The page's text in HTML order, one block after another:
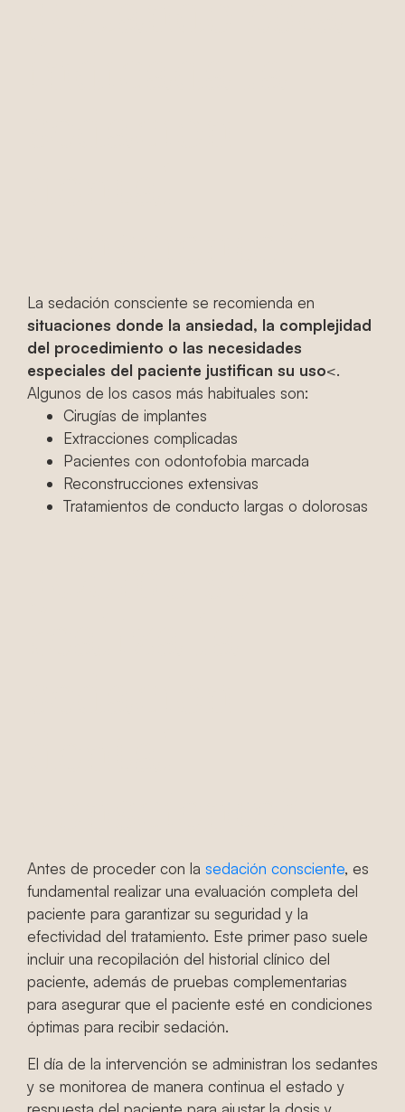
La sedación consciente se recomienda en
situaciones donde la ansiedad, la complejidad
del procedimiento o las necesidades
especiales del paciente justifican su uso<.
Algunos de los casos más habituales son:
Cirugías de implantes
Extracciones complicadas
Pacientes con odontofobia marcada
Reconstrucciones extensivas
Tratamientos de conducto largas o dolorosas
Antes de proceder con la sedación consciente, es
fundamental realizar una evaluación completa del
paciente para garantizar su seguridad y la
efectividad del tratamiento. Este primer paso suele
incluir una recopilación del historial clínico del
paciente, además de pruebas complementarias
para asegurar que el paciente esté en condiciones
óptimas para recibir sedación​.
El día de la intervención se administran los sedantes
y se monitorea de manera continua el estado y